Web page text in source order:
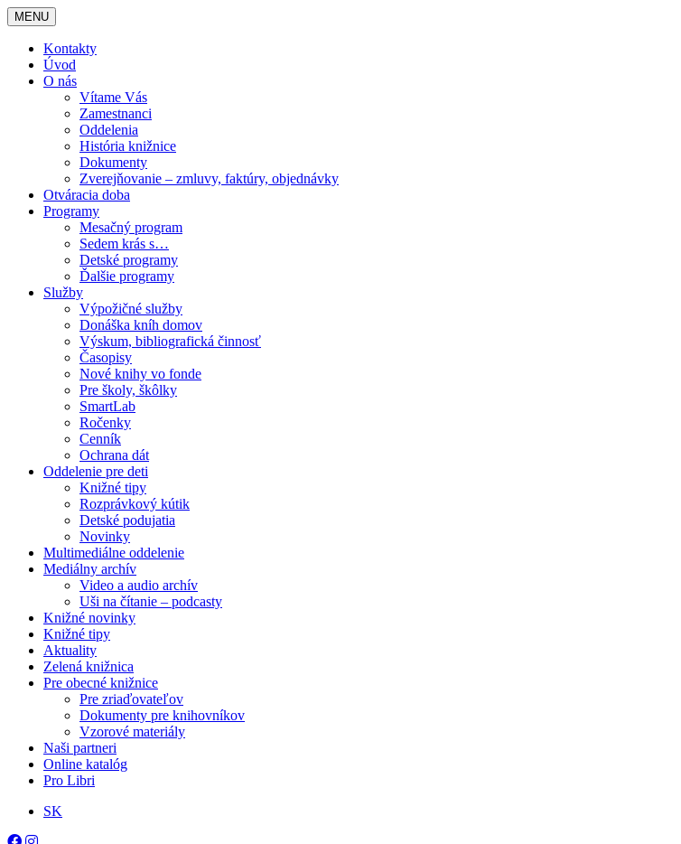
MENU
Kontakty
Úvod
O nás
Vítame Vás
Zamestnanci
Oddelenia
História knižnice
Dokumenty
Zverejňovanie – zmluvy, faktúry, objednávky
Otváracia doba
Programy
Mesačný program
Sedem krás s…
Detské programy
Ďalšie programy
Služby
Výpožičné služby
Donáška kníh domov
Výskum, bibliografická činnosť
Časopisy
Nové knihy vo fonde
Pre školy, škôlky
SmartLab
Ročenky
Cenník
Ochrana dát
Oddelenie pre deti
Knižné tipy
Rozprávkový kútik
Detské podujatia
Novinky
Multimediálne oddelenie
Mediálny archív
Video a audio archív
Uši na čítanie – podcasty
Knižné novinky
Knižné tipy
Aktuality
Zelená knižnica
Pre obecné knižnice
Pre zriaďovateľov
Dokumenty pre knihovníkov
Vzorové materiály
Naši partneri
Online katalóg
Pro Libri
SK